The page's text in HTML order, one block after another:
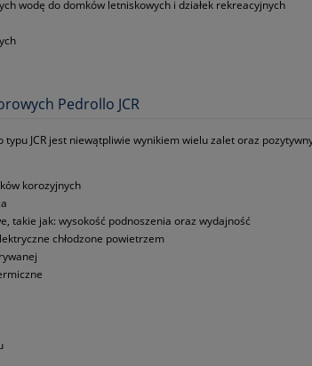
wodę do domków letniskowych i działek rekreacyjnych
Pedrollo JCR
JCR jest niewątpliwie wynikiem wielu zalet oraz
korozyjnych
takie jak: wysokość podnoszenia oraz wydajność
chłodzone powietrzem